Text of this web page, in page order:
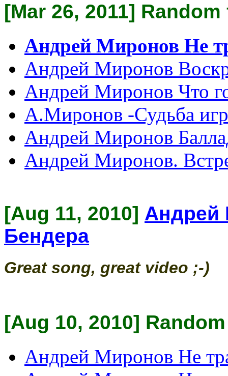
[Mar 26, 2011]
Андрей Миронов Не
Андрей Миронов
Андрей Миронов Что
А.Миронов -Судьба
Андрей Миронов
Андрей Миронов.
[Aug 11, 2010] Андрей
Бендера
Great song, great video ;-)
[Aug 10, 2010]
Андрей Миронов Не